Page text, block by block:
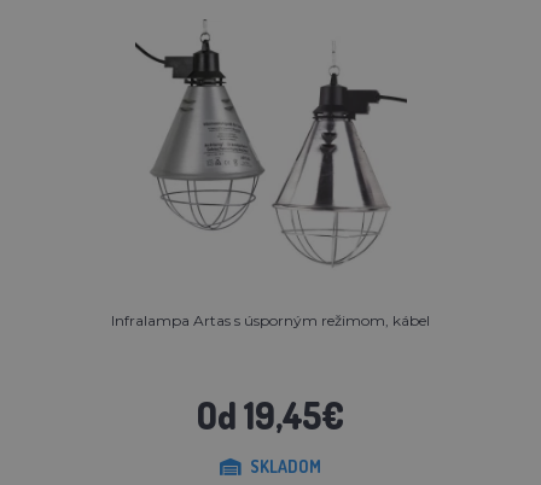
Infralampa Artas s úsporným režimom, kábel
Od 19,45€
SKLADOM